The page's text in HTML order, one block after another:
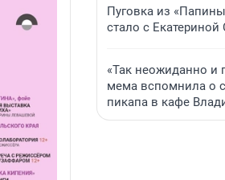
Пуговка из
стало с
«Так неожиданно и
мема вспомнила о
пикапа в кафе